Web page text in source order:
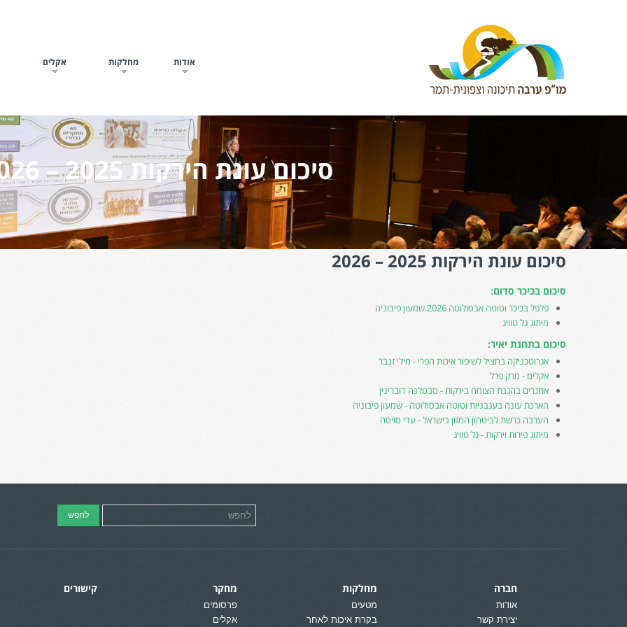
אודות מחלקות אקלים
סיכום עונת הירקות 2025 – 2026
סיכום עונת הירקות 2025 – 2026
סיכום בכיכר סדום:
פלפל בכיכר וטוטה אבסולוטה 2026 שמעון פיבוניה
מיתוג גל טוויג
סיכום בתחנת יאיר:
אגרוטכניקה בחציל לשיפור איכות הפרי - מילי זנבר
אקלים - מרק פרל
אתגרים בהגנת הצומח בירקות - סבטלנה דוברינין
הארכת עונה בעגבניות וטוטה אבסולוטה - שמעון פיבוניה
הערבה כרשת לביטחון המזון בישראל - עדי סויסה
מיתוג פירות וירקות - גל טוויג
חברה
אודות
יצירת קשר
מחלקות
מטעים
בקרת איכות לאחר
מחקר
פרסומים
אקלים
קישורים